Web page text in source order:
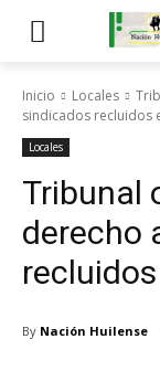
Inicio Locales
sindicados recluidos
Locales
Tribunal
derecho
By Nación Huilense